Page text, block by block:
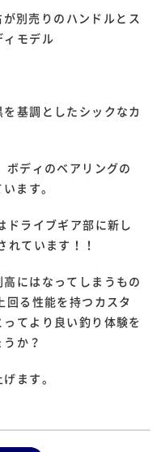
別売りのハンドルとス
ィモデル
基調としたシックなカ
ディのベアリングの
ます。
ドライブギア部に新し
れています！！
にはなってしまうもの
る性能を持つカスタ
てより良い釣り体験を
か？
ます。